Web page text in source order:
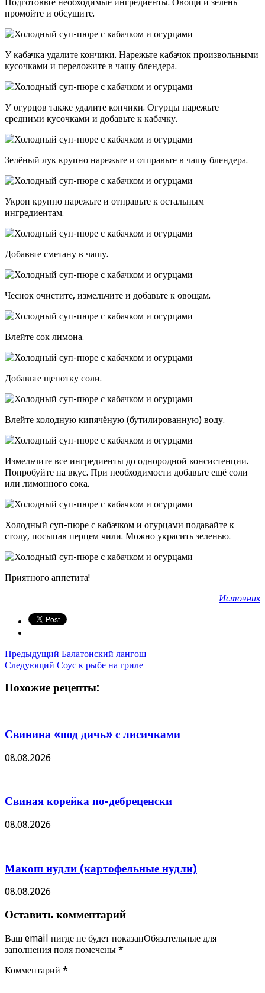
промойте и обсушите.
У кабачка удалите кончики. Нарежьте кабачок произвольными
кусочками и переложите в чашу блендера.
У огурцов также удалите кончики. Огурцы нарежьте
средними кусочками и добавьте к кабачку.
Зелёный лук крупно нарежьте и отправьте в чашу блендера.
Укроп крупно нарежьте и отправьте к остальным
ингредиентам.
Добавьте сметану в чашу.
Чеснок очистите, измельчите и добавьте к овощам.
Влейте сок лимона.
Добавьте щепотку соли.
Влейте холодную кипячёную (бутилированную) воду.
Измельчите все ингредиенты до однородной консистенции.
Попробуйте на вкус. При необходимости добавьте ещё соли
или лимонного сока.
Холодный суп-пюре с кабачком и огурцами подавайте к
столу, посыпав перцем чили. Можно украсить зеленью.
Приятного аппетита!
Источник
Предыдущий Балатонский лангош
Следующий Соус к рыбе на гриле
Похожие рецепты:
Свинина «под дичь» с лисичками
08.08.2026
Свиная корейка по-дебреценски
08.08.2026
Макош нудли (картофельные нудли)
08.08.2026
Оставить комментарий
Ваш email нигде не будет показанОбязательные для
заполнения поля помечены *
Комментарий *